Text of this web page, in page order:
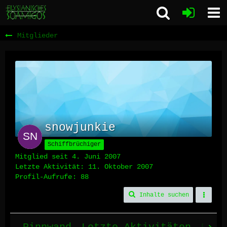
Mitglieder
snowjunkie
Schiffbrüchiger
Mitglied seit 4. Juni 2007
Letzte Aktivität: 11. Oktober 2007
Profil-Aufrufe
88
Inhalte suchen